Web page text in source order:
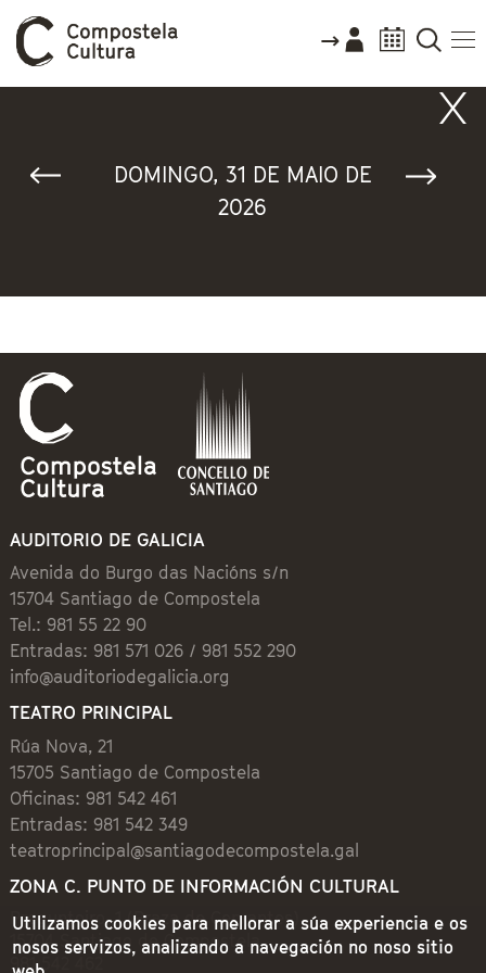
DOMINGO, 31 DE MAIO DE
2026
AUDITORIO DE GALICIA
Avenida do Burgo das Nacións s/n
15704 Santiago de Compostela
Tel.: 981 55 22 90
Entradas: 981 571 026 / 981 552 290
info@auditoriodegalicia.org
TEATRO PRINCIPAL
Rúa Nova, 21
15705 Santiago de Compostela
Oficinas: 981 542 461
Entradas: 981 542 349
teatroprincipal@santiagodecompostela.gal
ZONA C. PUNTO DE INFORMACIÓN CULTURAL
Preguntoiro, 1 (Praza de Cervantes)
15704 Santiago de Compostela
981 542 462
Utilizamos cookies para mellorar a súa experiencia e os
nosos servizos, analizando a navegación no noso sitio